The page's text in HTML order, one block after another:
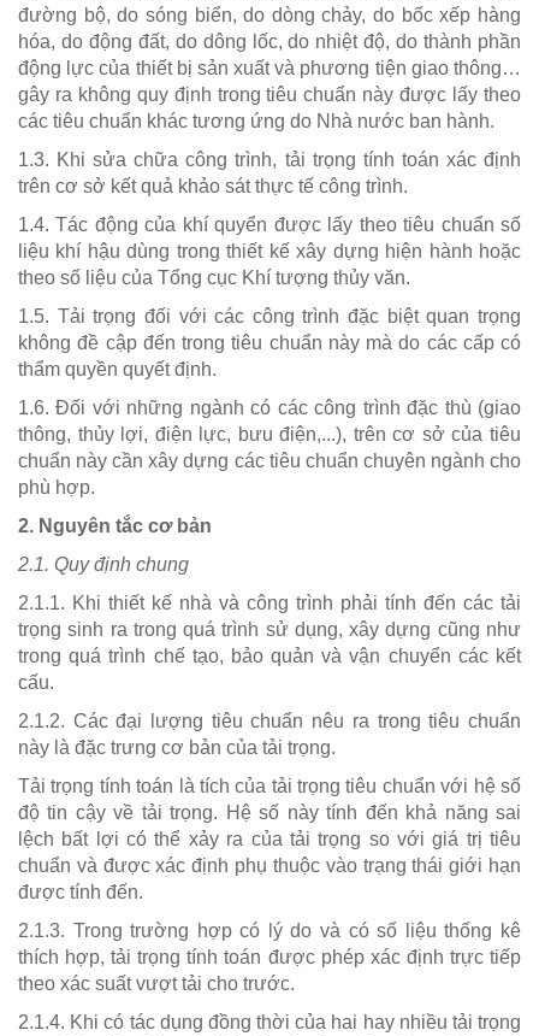
đường bộ, do sóng biển, do dòng chảy, do bốc xếp hàng
hóa, do động đất, do dông lốc, do nhiệt độ, do thành phần
động lực của thiết bị sản xuất và phương tiện giao thông…
gây ra không quy định trong tiêu chuẩn này được lấy theo
các tiêu chuẩn khác tương ứng do Nhà nước ban hành.
1.3. Khi sửa chữa công trình, tải trọng tính toán xác định
trên cơ sở kết quả khảo sát thực tế công trình.
1.4. Tác động của khí quyển được lấy theo tiêu chuẩn số
liệu khí hậu dùng trong thiết kế xây dựng hiện hành hoặc
theo số liệu của Tổng cục Khí tượng thủy văn.
1.5. Tải trọng đối với các công trình đặc biệt quan trọng
không đề cập đến trong tiêu chuẩn này mà do các cấp có
thẩm quyền quyết định.
1.6. Đối với những ngành có các công trình đặc thù (giao
thông, thủy lợi, điện lực, bưu điện,...), trên cơ sở của tiêu
chuẩn này cần xây dựng các tiêu chuẩn chuyên ngành cho
phù hợp.
2. Nguyên tắc cơ bản
2.1. Quy định chung
2.1.1. Khi thiết kế nhà và công trình phải tính đến các tải
trọng sinh ra trong quá trình sử dụng, xây dựng cũng như
trong quá trình chế tạo, bảo quản và vận chuyển các kết
cấu.
2.1.2. Các đại lượng tiêu chuẩn nêu ra trong tiêu chuẩn
này là đặc trưng cơ bản của tải trọng.
Tải trọng tính toán là tích của tải trọng tiêu chuẩn với hệ số
độ tin cậy về tải trọng. Hệ số này tính đến khả năng sai
lệch bất lợi có thể xảy ra của tải trọng so với giá trị tiêu
chuẩn và được xác định phụ thuộc vào trạng thái giới hạn
được tính đến.
2.1.3. Trong trường hợp có lý do và có số liệu thống kê
thích hợp, tải trọng tính toán được phép xác định trực tiếp
theo xác suất vượt tải cho trước.
2.1.4. Khi có tác dụng đồng thời của hai hay nhiều tải trọng